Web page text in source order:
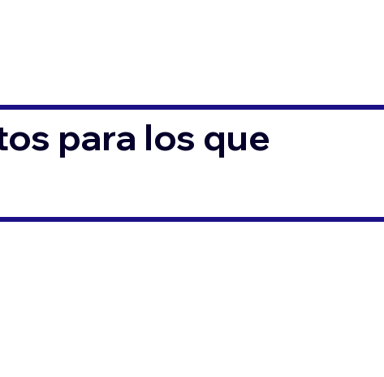
para los que